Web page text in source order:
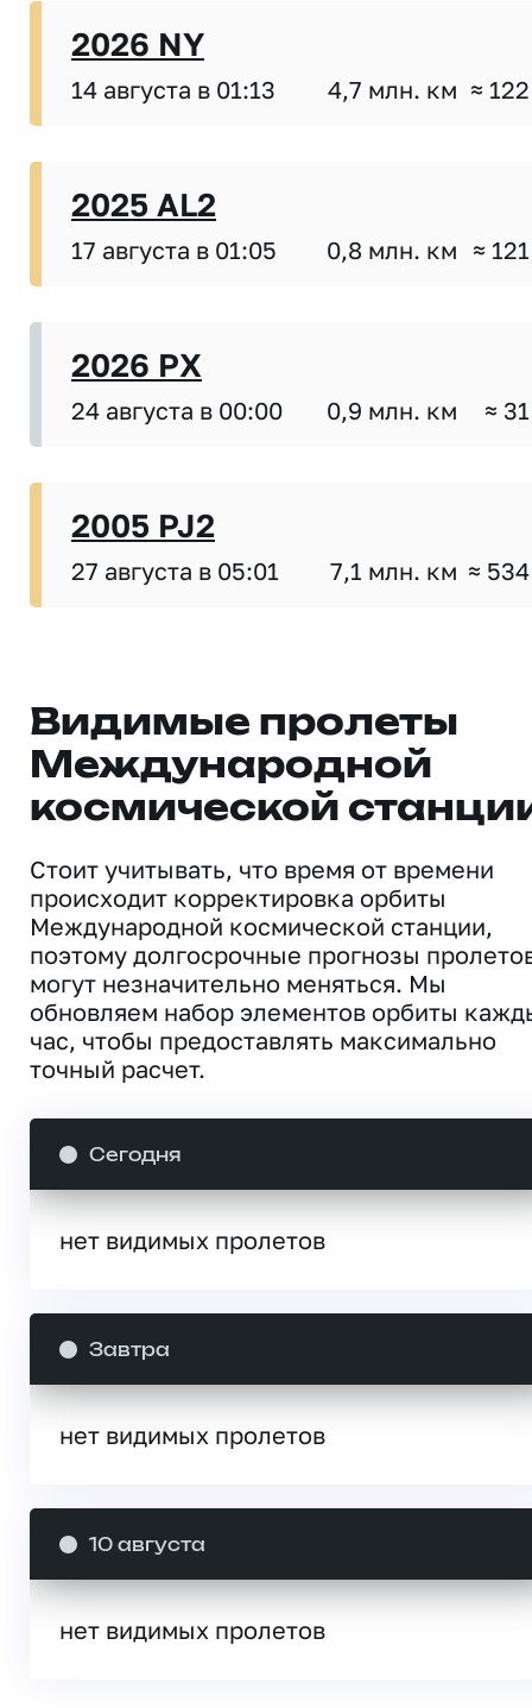
2026 NY
14 августа в 01:13 4,7 млн. км ≈
2025 AL2
17 августа в 01:05 0,8 млн. км ≈
2026 PX
24 августа в 00:00 0,9 млн. км ≈
2005 PJ2
27 августа в 05:01 7,1 млн. км ≈
Видимые пролеты
Международной
космической
Стоит учитывать, что время от времени
происходит корректировка орбиты
Международной космической станции,
поэтому долгосрочные прогнозы
могут незначительно меняться. Мы
обновляем набор элементов орбиты
час, чтобы предоставлять максимально
точный расчет.
Сегодня
нет видимых пролетов
Завтра
нет видимых пролетов
10 августа
нет видимых пролетов